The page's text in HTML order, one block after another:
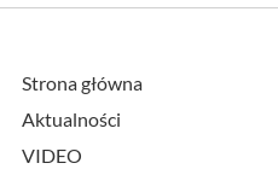
Strona główna
Aktualności
VIDEO